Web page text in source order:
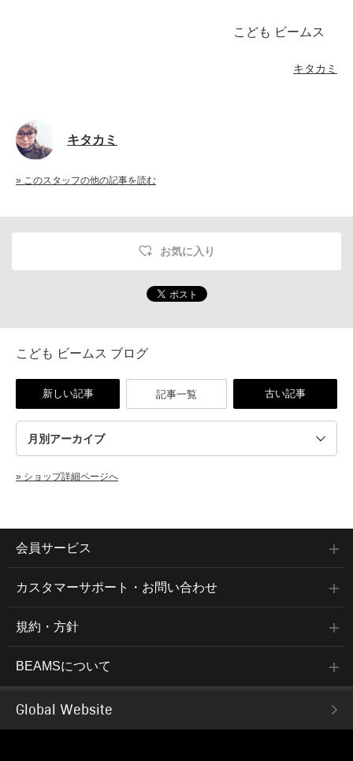
こども ビームス
キタカミ
キタカミ
» このスタッフの他の記事を読む
お気に入り
こども ビームス ブログ
新しい記事 記事一覧 古い記事
» ショップ詳細ページへ
会員サービス
カスタマーサポート・お問い合わせ
規約・方針
BEAMSについて
Global Website